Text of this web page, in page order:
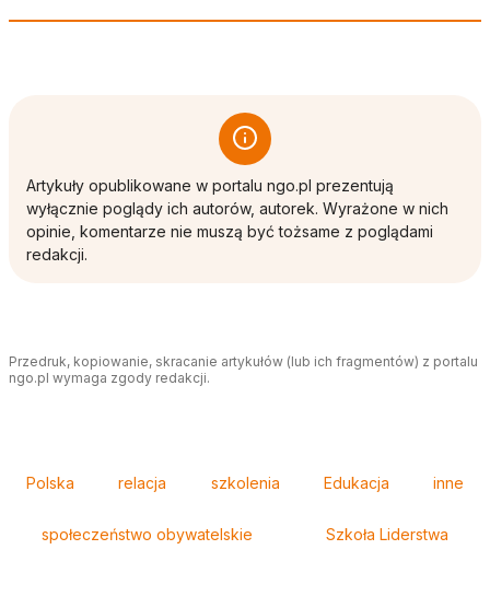
Artykuły opublikowane w portalu ngo.pl prezentują
wyłącznie poglądy ich autorów, autorek. Wyrażone w nich
opinie, komentarze nie muszą być tożsame z poglądami
redakcji.
Przedruk, kopiowanie, skracanie artykułów (lub ich fragmentów) z portalu
ngo.pl wymaga zgody redakcji.
Polska relacja szkolenia Edukacja inne
społeczeństwo obywatelskie Szkoła Liderstwa